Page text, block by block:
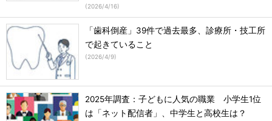
(2026/4/16)
「歯科倒産」39件で過去最多、診療所・技工所
で起きていること
(2026/4/9)
2025年調査：子どもに人気の職業 小学生1位
は「ネット配信者」、中学生と高校生は？